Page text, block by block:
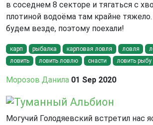
в соседнем 8 секторе и тягаться с
плотиной водоёма там крайне
будем везде, поэтому поехали!
карп рыбалка карповая ловля ловля
ловить
ловить ловлю снасти ловить рыбу
Морозов Данила 01 Sep 2020
Туманный Альбион
Могучий Голодяевский встретил нас